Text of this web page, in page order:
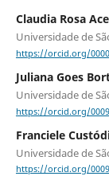
Claudia Rosa
Universidade de
https://orcid.org/
Juliana Goes
Universidade de
https://orcid.org/
Franciele
Universidade de
https://orcid.org/